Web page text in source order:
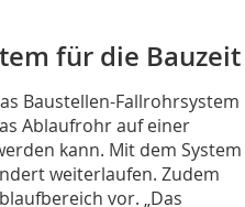
für die Bauzeit
Baustellen-Fallrohrsystem
Ablaufrohr auf einer
kann. Mit dem System
weiterlaufen. Zudem
vor. „Das